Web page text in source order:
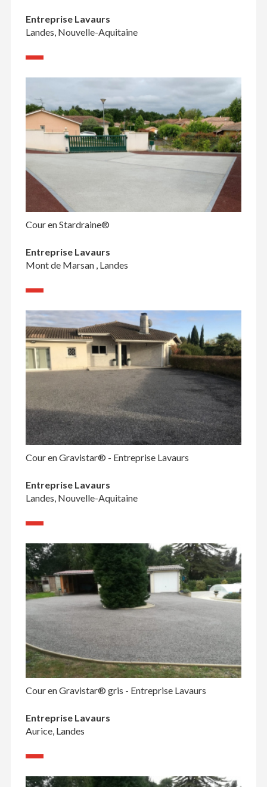
Entreprise Lavaurs
Landes, Nouvelle-Aquitaine
Cour en Stardraine®
Entreprise Lavaurs
Mont de Marsan , Landes
Cour en Gravistar® - Entreprise Lavaurs
Entreprise Lavaurs
Landes, Nouvelle-Aquitaine
Cour en Gravistar® gris - Entreprise Lavaurs
Entreprise Lavaurs
Aurice, Landes